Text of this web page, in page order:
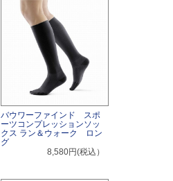
バウワーファインド スポ
ーツコンプレッションソッ
クス ラン＆ウォーク ロン
グ
8,580円(税込）